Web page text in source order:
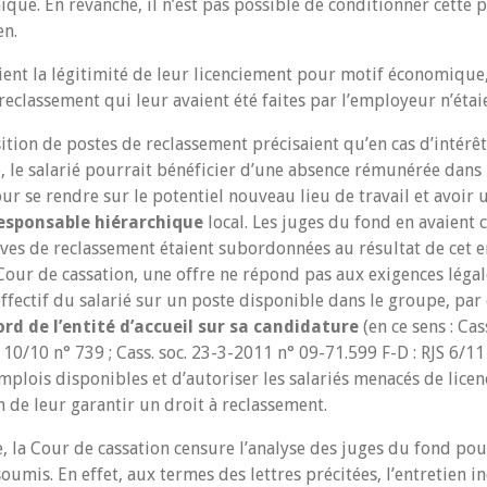
En revanche, il n’est pas possible de conditionner cette
la légitimité de leur licenciement pour motif
qui leur avaient été faites par l’employeur
de postes de reclassement précisaient qu’en cas
salarié pourrait bénéficier d’une absence rémunérée dans
se rendre sur le potentiel nouveau lieu de travail et avoir
hiérarchique local. Les juges du fond en avaient
de reclassement étaient subordonnées au résultat de cet
de cassation, une offre ne répond pas aux exigences
du salarié sur un poste disponible dans le groupe, par
de l’entité d’accueil sur sa candidature (en ce sens :
10/10 n° 739 ; Cass. soc. 23-3-2011 n° 09-71.599 F-D : RJS 6/
disponibles et d’autoriser les salariés menacés de
de leur garantir un droit à reclassement.
la Cour de cassation censure l’analyse des juges du fond
En effet, aux termes des lettres précitées, l’entretien